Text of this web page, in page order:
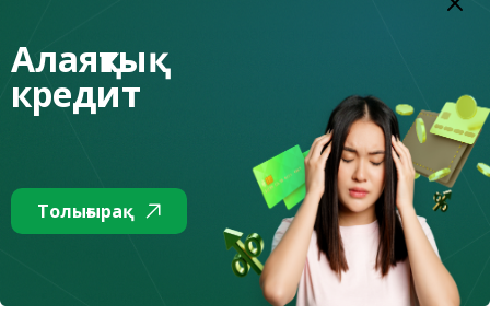
сақтандыру нарығында АҚШ долларымен жылдық 6,5%-
ға дейін барынша жоғары және тіркелген кірістілік
ұсынуға мүмкіндік береді. Қорытынды мөлшерлеме
шарттың мерзіміне байланысты, мысалы:
1 жылға дейінгі мерзімде 1,5%;
10 жыл мерзімде 5%;
15 жыл мерзімде 5,75 %;
Алаяқтық
кредит
Толығырақ